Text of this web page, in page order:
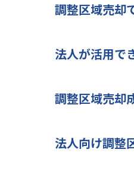
調整区域売却
法人が活用で
調整区域売却
法人向け調整